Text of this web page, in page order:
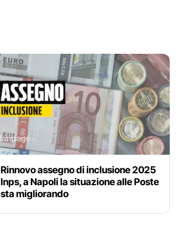
Rinnovo assegno di inclusione 2025
Inps, a Napoli la situazione alle Poste
sta migliorando